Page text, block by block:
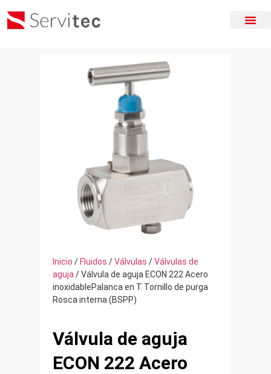
Inicio /Fluidos /Válvulas /Válvulas de
aguja / Válvula de aguja ECON 222 Acero
inoxidablePalanca en T Tornillo de purga
Rosca interna (BSPP)
Válvula de aguja
ECON 222 Acero